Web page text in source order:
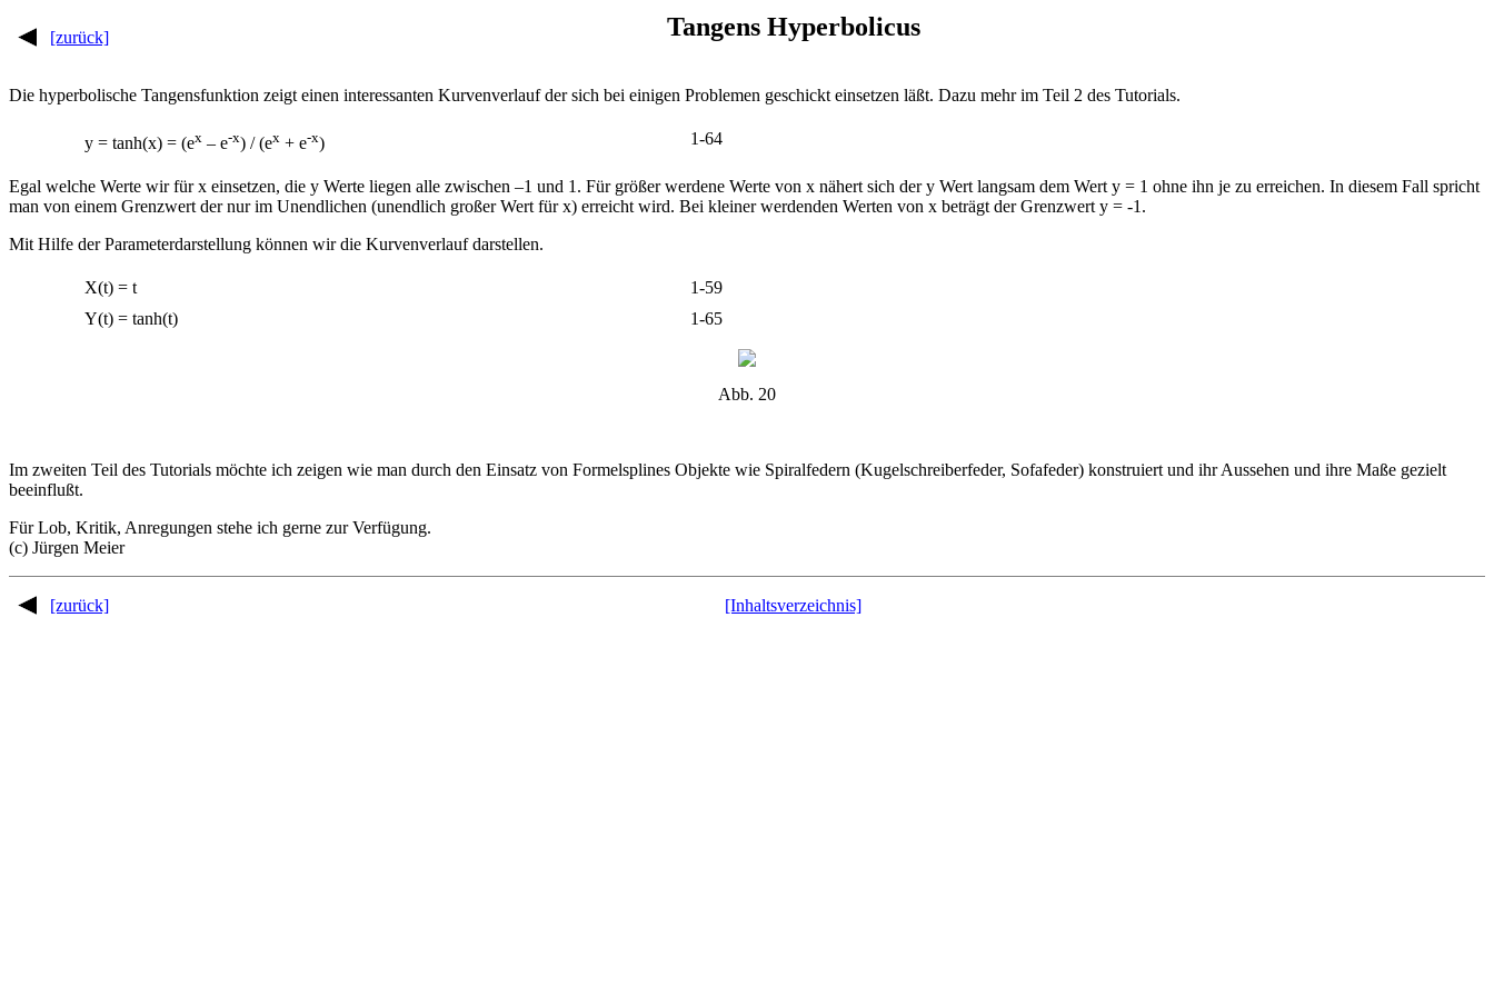
[zurück] Tangens Hyperbolicus
Die hyperbolische Tangensfunktion zeigt einen interessanten Kurvenverlauf der sich bei einigen Problemen geschickt einsetzen läßt. Dazu mehr im Teil 2 des Tutorials.
y = tanh(x) = (ex – e-x) / (ex + e-x) 1-64
Egal welche Werte wir für x einsetzen, die y Werte liegen alle zwischen –1 und 1. Für größer werdene Werte von x nähert sich der y Wert langsam dem Wert y = 1 ohne ihn je zu erreichen. In diesem Fall spricht
man von einem Grenzwert der nur im Unendlichen (unendlich großer Wert für x) erreicht wird. Bei kleiner werdenden Werten von x beträgt der Grenzwert y = -1.
Mit Hilfe der Parameterdarstellung können wir die Kurvenverlauf darstellen.
X(t) = t
1-59
Y(t) = tanh(t)
1-65
Abb. 20
Im zweiten Teil des Tutorials möchte ich zeigen wie man durch den Einsatz von Formelsplines Objekte wie Spiralfedern (Kugelschreiberfeder, Sofafeder) konstruiert und ihr Aussehen und ihre Maße gezielt
beeinflußt.
Für Lob, Kritik, Anregungen stehe ich gerne zur Verfügung.
(c) Jürgen Meier
[zurück] [Inhaltsverzeichnis]